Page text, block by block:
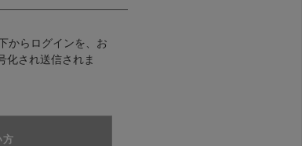
からログインを、お
化され送信されま
方